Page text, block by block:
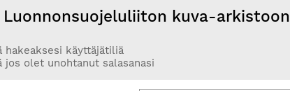
Luonnonsuojeluliiton kuva-arkistoon
hakeaksesi käyttäjätiliä
jos olet unohtanut salasanasi